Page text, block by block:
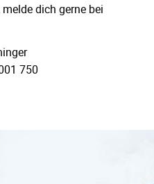
dich gerne bei
750